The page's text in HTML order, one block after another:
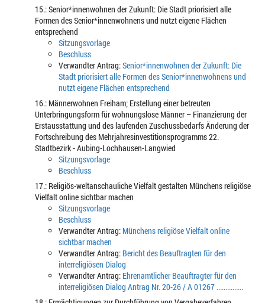
15.: Senior*innenwohnen der Zukunft: Die Stadt priorisiert alle
Formen des Senior*innenwohnens und nutzt eigene Flächen
entsprechend
Sitzungsvorlage
Beschluss
Verwandter Antrag:Senior*innenwohnen der Zukunft: Die
Stadt priorisiert alle Formen des Senior*innenwohnens und
nutzt eigene Flächen entsprechend
16.: Männerwohnen Freiham; Erstellung einer betreuten
Unterbringungsform für wohnungslose Männer – Finanzierung der
Erstausstattung und des laufenden Zuschussbedarfs Änderung der
Fortschreibung des Mehrjahresinvestitionsprogramms 22.
Stadtbezirk - Aubing-Lochhausen-Langwied
Sitzungsvorlage
Beschluss
17.: Religiös-weltanschauliche Vielfalt gestalten Münchens religiöse
Vielfalt online sichtbar machen
Sitzungsvorlage
Beschluss
Verwandter Antrag: Münchens religiöse Vielfalt online
sichtbar machen
Verwandter Antrag: Bericht des Beauftragten für den
interreligiösen Dialog
Verwandter Antrag: Ehrenamtlicher Beauftragter für den
interreligiösen Dialog Antrag Nr. 20-26 / A 01267 ...............